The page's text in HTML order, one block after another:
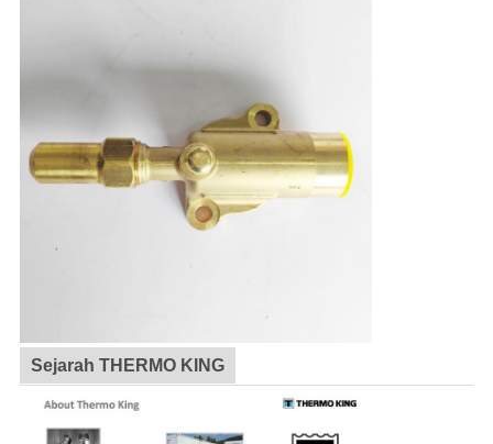
Sejarah THERMO KING